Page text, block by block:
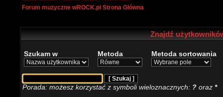
Forum muzyczne wROCK.pl Strona Główna
Znajdź
Szukam w Metoda Metoda sortowania
Porada: możesz korzystać z symboli wieloznacznych: ? oraz *